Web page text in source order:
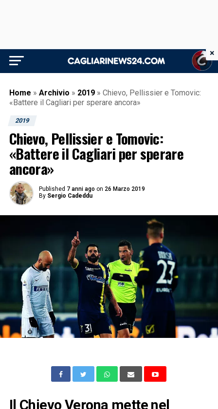
Home » Archivio » 2019 » Chievo, Pellissier e Tomovic:
«Battere il Cagliari per sperare ancora»
2019
Chievo, Pellissier e Tomovic:
«Battere il Cagliari per sperare
ancora»
Published 7 anni ago on 26 Marzo 2019
By Sergio Cadeddu
Il Chievo Verona mette nel
×